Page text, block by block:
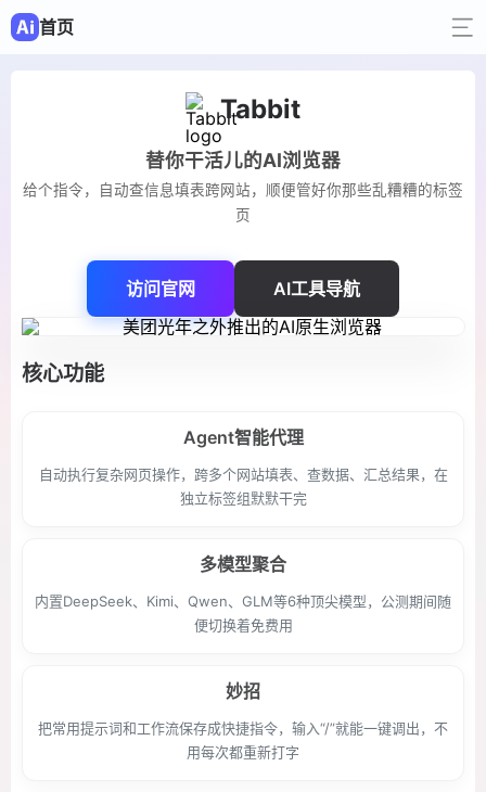
首页
Tabbit
替你干活儿的AI浏览器
给个指令，自动查信息填表跨网站，顺便管好你那些乱糟糟的标签
页
访问官网 AI工具导航
核心功能
Agent智能代理
自动执行复杂网页操作，跨多个网站填表、查数据、汇总结果，在
独立标签组默默干完
多模型聚合
内置DeepSeek、Kimi、Qwen、GLM等6种顶尖模型，公测期间随
便切换着免费用
妙招
把常用提示词和工作流保存成快捷指令，输入“/”就能一键调出，不
用每次都重新打字